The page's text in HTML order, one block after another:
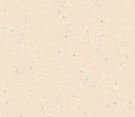
filter
рождения filter